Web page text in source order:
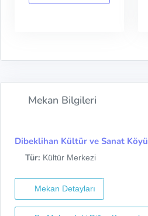
Mekan Bilgileri
Dibeklihan Kültür ve Sanat Köyü
Tür: Kültür Merkezi
Mekan Detayları